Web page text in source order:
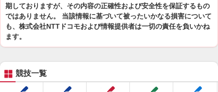
期しておりますが、その内容の正確性および安全性を保証するもの
ではありません。 当該情報に基づいて被ったいかなる損害について
も、株式会社NTTドコモおよび情報提供者は一切の責任を負いかね
ます。
競技一覧